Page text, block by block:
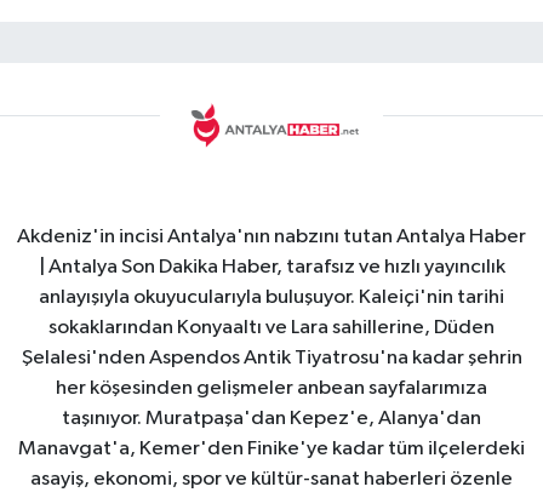
Akdeniz'in incisi Antalya'nın nabzını tutan Antalya Haber
| Antalya Son Dakika Haber, tarafsız ve hızlı yayıncılık
anlayışıyla okuyucularıyla buluşuyor. Kaleiçi'nin tarihi
sokaklarından Konyaaltı ve Lara sahillerine, Düden
Şelalesi'nden Aspendos Antik Tiyatrosu'na kadar şehrin
her köşesinden gelişmeler anbean sayfalarımıza
taşınıyor. Muratpaşa'dan Kepez'e, Alanya'dan
Manavgat'a, Kemer'den Finike'ye kadar tüm ilçelerdeki
asayiş, ekonomi, spor ve kültür-sanat haberleri özenle